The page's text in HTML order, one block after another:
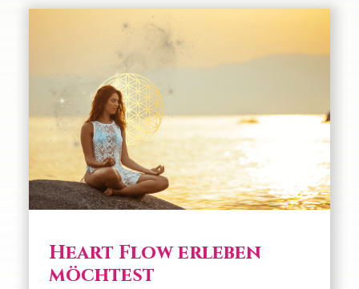
Heart Flow erleben
möchtest